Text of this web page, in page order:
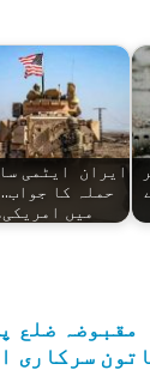
ایران ایٹمی
حملہ کا
میں
مقبوضہ ضلع
سرکاری